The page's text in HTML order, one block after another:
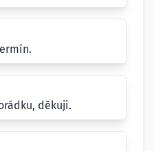
děkuji.